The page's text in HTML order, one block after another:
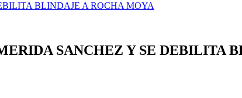
BLINDAJE A ROCHA MOYA
SANCHEZ Y SE DEBILITA